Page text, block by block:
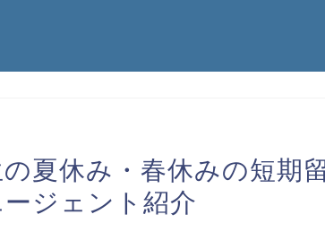
の夏休み・春休みの短期
ージェント紹介